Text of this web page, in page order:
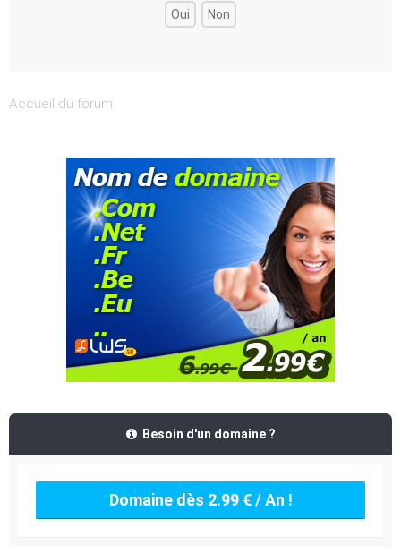
Accueil du forum
Besoin d'un domaine ?
Domaine dès 2.99 € / An !